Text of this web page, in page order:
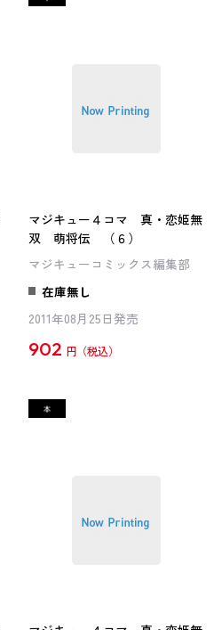
マジキュー４コマ 真・恋姫無
双 萌将伝 （６）
マジキューコミックス編集部
在庫無し
2011年08月25日発売
902 円